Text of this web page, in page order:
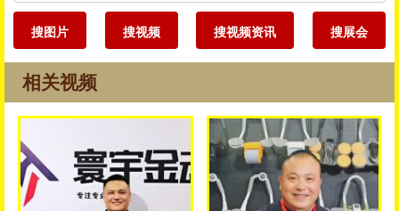
搜图片 搜视频 搜视频资讯 搜展会
相关视频